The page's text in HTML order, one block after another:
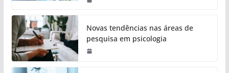
Novas tendências nas áreas de
pesquisa em psicologia